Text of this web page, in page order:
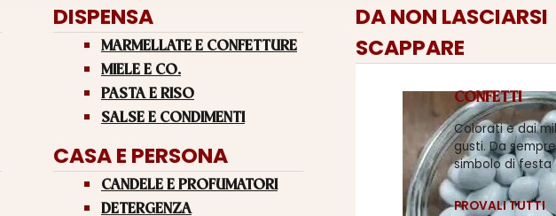
DISPENSA
MARMELLATE E CONFETTURE
MIELE E CO.
PASTA E RISO
SALSE E CONDIMENTI
CASA E PERSONA
CANDELE E PROFUMATORI
DETERGENZA
DA NON LASCIARSI
SCAPPARE
CONFETTI
Colorati e dai
gusti. Da sempre
simbolo di festa
PROVALI TUTTI